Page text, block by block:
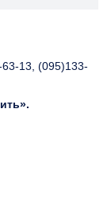
13, (095)133-